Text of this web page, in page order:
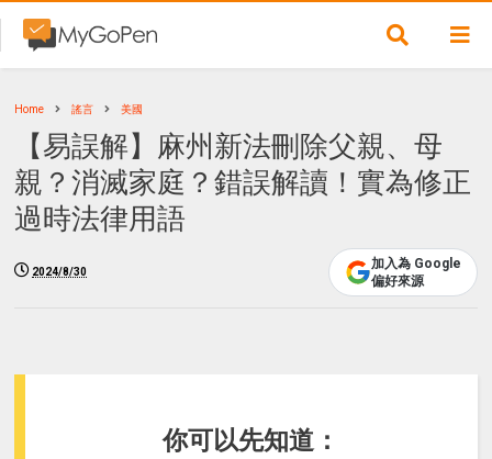
Home 謠言 美國
【易誤解】麻州新法刪除父親、母
親？消滅家庭？錯誤解讀！實為修正
過時法律用語
2024/8/30
加入為 Google
偏好來源
你可以先知道：